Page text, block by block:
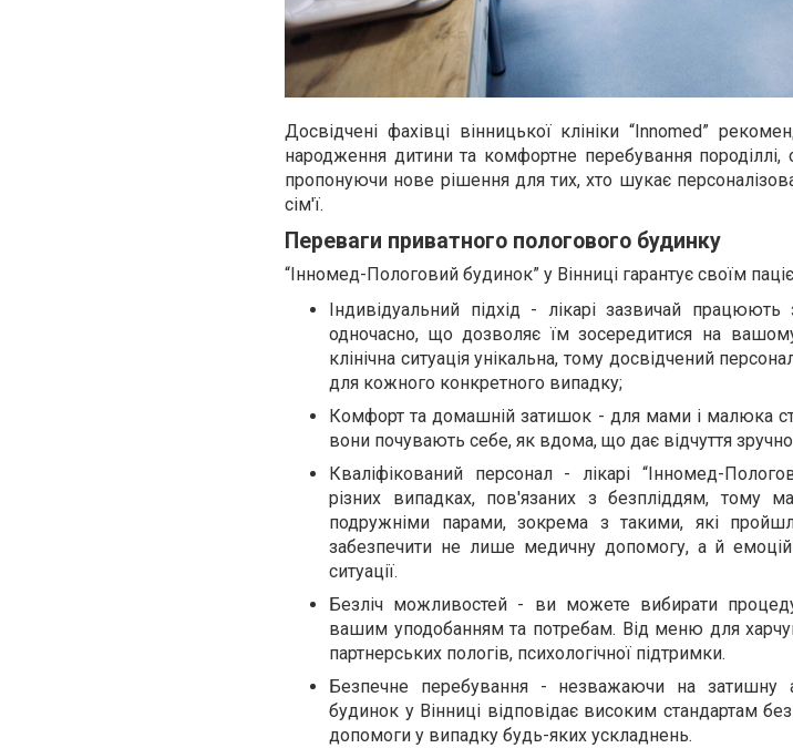
Досвідчені фахівці вінницької клініки “Innomed”
народження дитини та комфортне перебування
пропонуючи нове рішення для тих, хто шукає
сім'ї.
Переваги приватного пологового будинку
“Інномед-Пологовий будинок” у Вінниці гарантує своїм
Індивідуальний підхід - лікарі зазвичай
одночасно, що дозволяє їм зосередитися на
клінічна ситуація унікальна, тому досвідчений
для кожного конкретного випадку;
Комфорт та домашній затишок - для мами і малюка
вони почувають себе, як вдома, що дає відчуття
Кваліфікований персонал - лікарі “Інномед-
різних випадках, пов'язаних з безпліддям, тому
подружніми парами, зокрема з такими, які
забезпечити не лише медичну допомогу, а й
ситуації.
Безліч можливостей - ви можете вибирати
вашим уподобанням та потребам. Від меню для
партнерських пологів, психологічної підтримки.
Безпечне перебування - незважаючи на затишну
будинок у Вінниці відповідає високим стандартам
допомоги у випадку будь-яких ускладнень.